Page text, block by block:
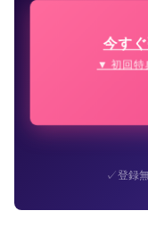
今す
▼ 初回特
✓登録